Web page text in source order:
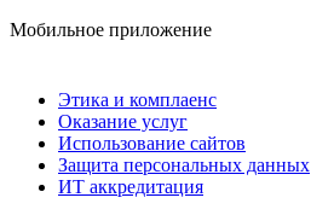
Мобильное приложение
Этика и комплаенс
Оказание услуг
Использование сайтов
Защита персональных данных
ИТ аккредитация